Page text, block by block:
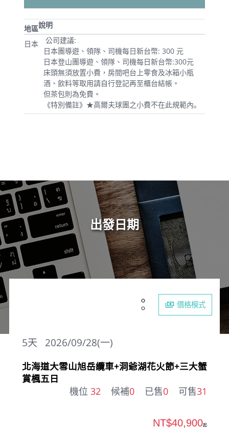
地區說明
日本
公司建議:
日本團導遊、領隊、司機每日新台幣: 300 元
日本登山團導遊、領隊、司機每日新台幣:300元
床頭無須放置小費，房間吧台上零食及冰箱小瓶
酒、飲料等取用請自行登記再至櫃台結帳。
但茶包則為免費。
《特別備註》★高爾夫球團之小費不在此規範內｡
出發日期
價格模式
2026/09/28(一)
5天
北海道大雪山旭岳纜車+洞爺湖花火節+三大蟹
賞楓五日
機位 32 候補0 已售0 可售31
NT$40,900起